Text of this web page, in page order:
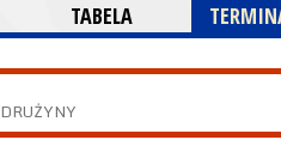
TABELA
DRUŻYNY